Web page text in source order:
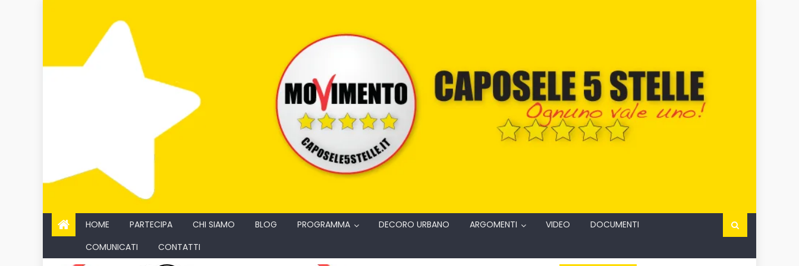
HOME PARTECIPA CHI SIAMO BLOG PROGRAMMA DECORO URBANO ARGOMENTI VIDEO
DOCUMENTI
COMUNICATI
CONTATTI